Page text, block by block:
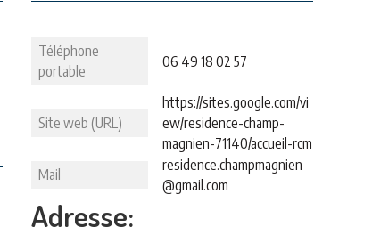
Téléphone
portable
06 49 18 02 57
Site web (URL)
https://sites.google.com/vi
ew/residence-champ-
magnien-71140/accueil-rcm
Mail
residence.champmagnien
@gmail.com
Adresse: